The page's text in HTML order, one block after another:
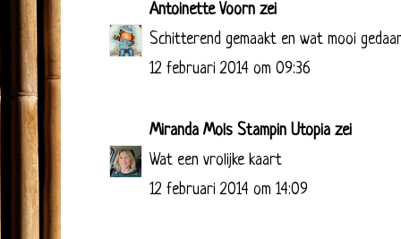
Antoinette Voorn zei
Schitterend gemaakt en wat mooi
12 februari 2014 om 09:36
Miranda Mols Stampin Utopia zei
Wat een vrolijke kaart
12 februari 2014 om 14:09